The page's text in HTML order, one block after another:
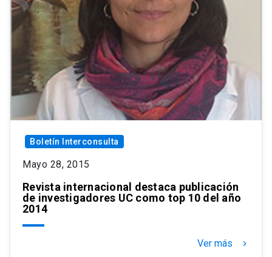
Boletín Interconsulta
Mayo 28, 2015
Revista internacional destaca publicación
de investigadores UC como top 10 del año
2014
Ver más keyboard_arrow_right